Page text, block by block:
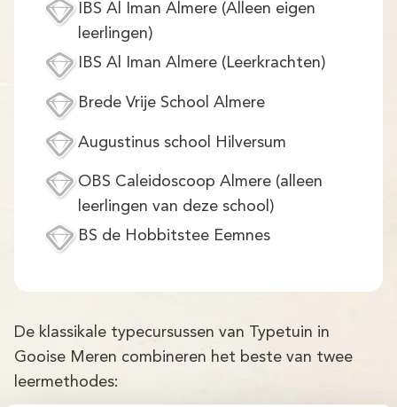
IBS Al Iman Almere (Alleen eigen
leerlingen)
IBS Al Iman Almere (Leerkrachten)
Brede Vrije School Almere
Augustinus school Hilversum
OBS Caleidoscoop Almere (alleen
leerlingen van deze school)
BS de Hobbitstee Eemnes
De klassikale typecursussen van Typetuin in
Gooise Meren combineren het beste van twee
leermethodes: